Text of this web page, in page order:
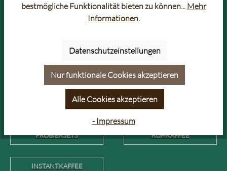
VOLLAUTOMATEN KAFFEE &
ENTKOFFEINIERTER KAFFEE
& ESPRESSO (DECAF & LOW
CAF)
KAFFEE FÜR COLD BREW
CAFÉ CRÈME KAFFEE IN DER DOSE
PROBIERSETS ROHKAFFEE
INSTANTKAFFEE
bestmögliche Funktionalität bieten zu können... Mehr
Informationen.
Datenschutzeinstellungen
Nur funktionale Cookies akzeptieren
Alle Cookies akzeptieren
- Impressum